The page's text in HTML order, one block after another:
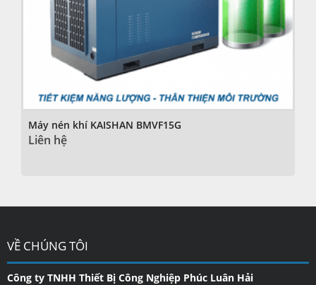
Máy nén khí KAISHAN BMVF15G
Liên hệ
VỀ CHÚNG TÔI
Công ty TNHH Thiết Bị Công Nghiệp Phúc Luân Hải